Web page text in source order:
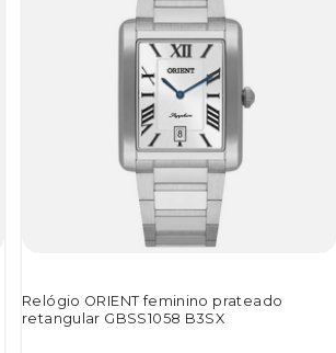
Relógio ORIENT feminino prateado
retangular GBSS1058 B3SX